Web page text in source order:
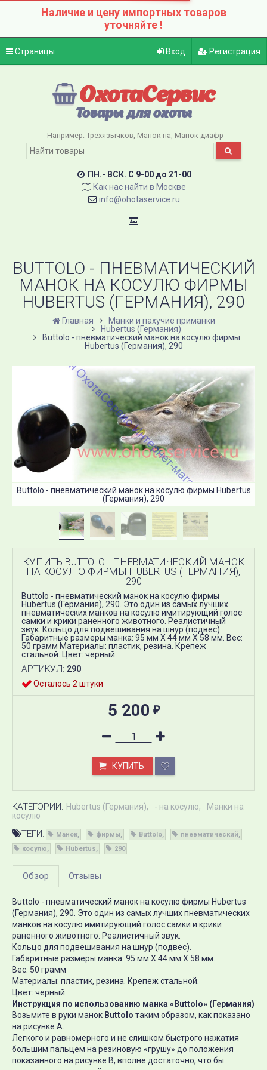
Наличие и цену импортных товаров
уточняйте !
Страницы Вход Регистрация
ОхотаСервис
Товары для охоты
Например: Трехязычков Манок на Манок-диафр
ПН.- ВСК. C 9-00 до 21-00
Как нас найти в Москве
info@ohotaservice.ru
BUTTOLO - ПНЕВМАТИЧЕСКИЙ
МАНОК НА КОСУЛЮ ФИРМЫ
HUBERTUS (ГЕРМАНИЯ), 290
Главная
Манки и пахучие приманки
Hubertus (Германия)
Buttolo - пневматический манок на косулю фирмы
Hubertus (Германия), 290
Buttolo - пневматический манок на косулю фирмы Hubertus
(Германия), 290
КУПИТЬ BUTTOLO - ПНЕВМАТИЧЕСКИЙ МАНОК
НА КОСУЛЮ ФИРМЫ HUBERTUS (ГЕРМАНИЯ),
290
Buttolo - пневматический манок на косулю фирмы
Hubertus (Германия), 290. Это один из самых лучших
пневматических манков на косулю имитирующий голос
самки и крики раненного животного. Реалистичный
звук. Кольцо для подвешивания на шнур (подвес)
Габаритные размеры манка: 95 мм Х 44 мм Х 58 мм. Вес:
50 грамм Материалы: пластик, резина. Крепеж
стальной. Цвет: черный.
АРТИКУЛ: 290
Осталось 2 штуки
5 200 ₽
КУПИТЬ
КАТЕГОРИИ: Hubertus (Германия) - на косулю
Манки на
косулю
ТЕГИ: Манок фирмы Buttolo
пневматический
косулю
Hubertus 290
Обзор Отзывы
Buttolo - пневматический манок на косулю фирмы Hubertus
(Германия), 290. Это один из самых лучших пневматических
манков на косулю имитирующий голос самки и крики
раненного животного. Реалистичный звук.
Кольцо для подвешивания на шнур (подвес).
Габаритные размеры манка: 95 мм Х 44 мм Х 58 мм.
Вес: 50 грамм
Материалы: пластик, резина. Крепеж стальной.
Цвет: черный.
Инструкция по использованию манка «Buttolo» (Германия)
Возьмите в руки манок Buttolo таким образом, как показано
на рисунке А.
Легкого и равномерного и не слишком быстрого нажатия
большим пальцем на резиновую «грушу» до положения
показанного на рисунке В, вполне достаточно, что бы